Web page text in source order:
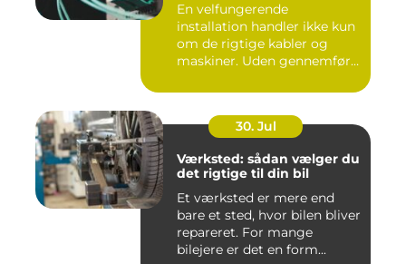
En velfungerende
installation handler ikke kun
om de rigtige kabler og
maskiner. Uden gennemført
30. Jul
Værksted: sådan vælger du
det rigtige til din bil
Et værksted er mere end
bare et sted, hvor bilen bliver
repareret. For mange
bilejere er det en form...